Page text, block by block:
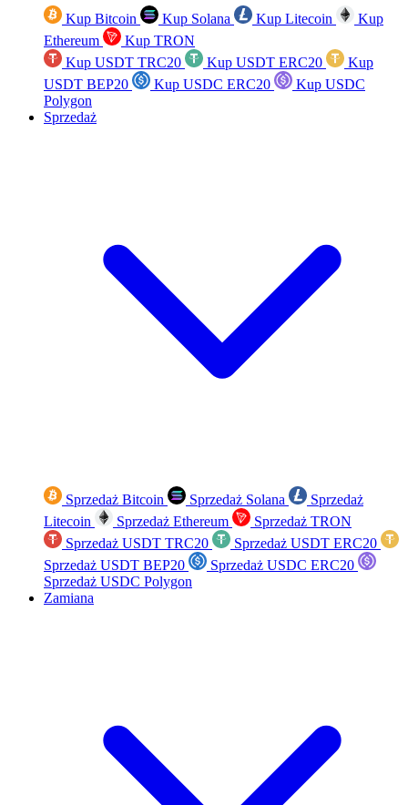
Kup Bitcoin Kup Solana Kup Litecoin
Kup
Ethereum
Kup TRON
Kup USDT TRC20
Kup USDT ERC20
Kup
USDT BEP20
Kup USDC ERC20
Kup USDC
Polygon
Sprzedaż
Sprzedaż Bitcoin Sprzedaż Solana
Sprzedaż
Litecoin
Sprzedaż Ethereum
Sprzedaż TRON
Sprzedaż USDT TRC20
Sprzedaż USDT ERC20
Sprzedaż USDT BEP20
Sprzedaż USDC ERC20
Sprzedaż USDC Polygon
Zamiana